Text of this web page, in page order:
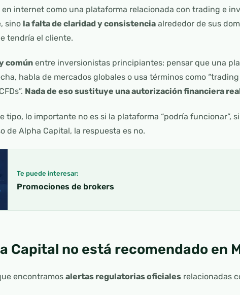
internet como una plataforma relacionada con trading e
sino la falta de claridad y consistencia alrededor de sus
tendría el cliente.
común entre inversionistas principiantes: pensar que una
habla de mercados globales o usa términos como “trading
Nada de eso sustituye una autorización financiera
tipo, lo importante no es si la plataforma “podría funcionar”,
de Alpha Capital, la respuesta es no.
Te puede interesar:
Promociones de brokers
Capital no está recomendado en
encontramos alertas regulatorias oficiales relacionadas